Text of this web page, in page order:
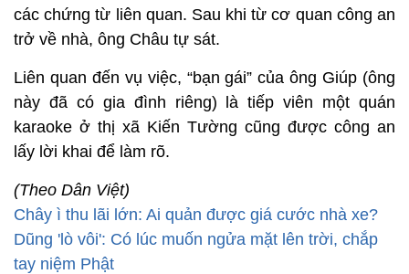
các chứng từ liên quan. Sau khi từ cơ quan công an
trở về nhà, ông Châu tự sát.
Liên quan đến vụ việc, “bạn gái” của ông Giúp (ông
này đã có gia đình riêng) là tiếp viên một quán
karaoke ở thị xã Kiến Tường cũng được công an
lấy lời khai để làm rõ.
(Theo Dân Việt)
Chây ì thu lãi lớn: Ai quản được giá cước nhà xe?
Dũng 'lò vôi': Có lúc muốn ngửa mặt lên trời, chắp
tay niệm Phật